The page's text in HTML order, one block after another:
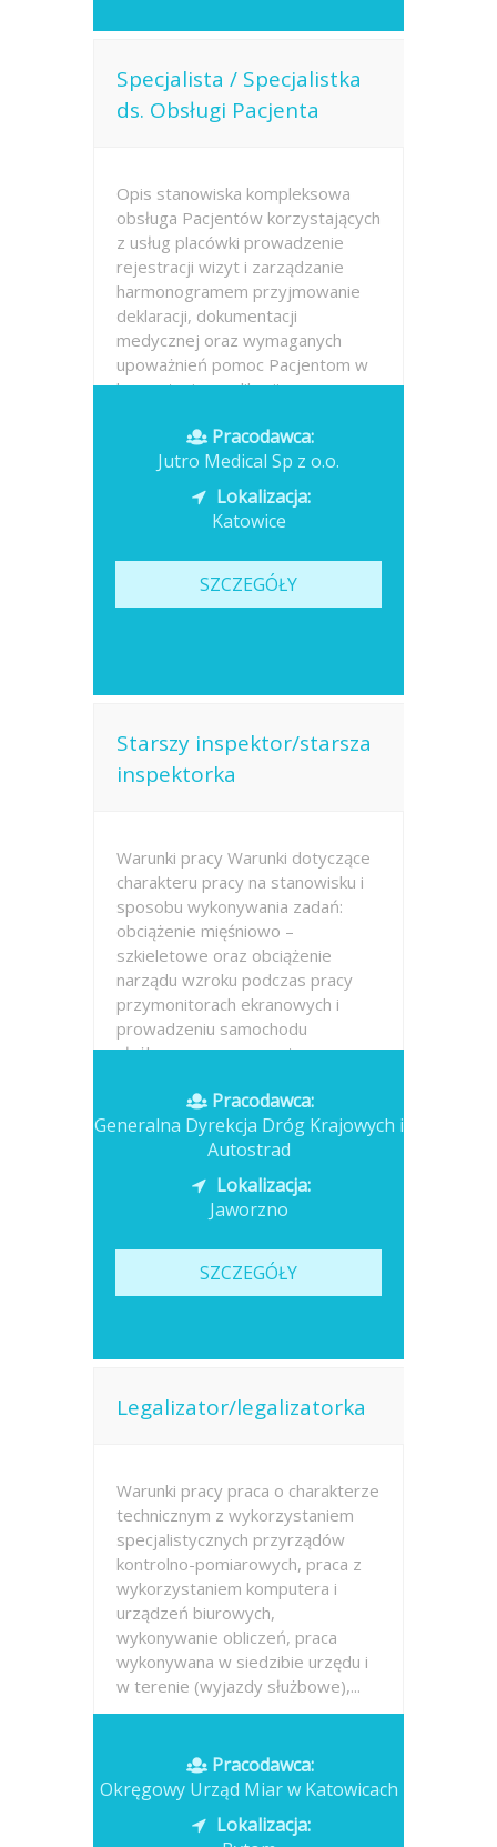
Specjalista / Specjalistka
ds. Obsługi Pacjenta
Opis stanowiska kompleksowa
obsługa Pacjentów korzystających
z usług placówki prowadzenie
rejestracji wizyt i zarządzanie
harmonogramem przyjmowanie
deklaracji, dokumentacji
medycznej oraz wymaganych
upoważnień pomoc Pacjentom w
korzystaniu z aplikacji oraz...
Opublikowano: dzisiajPracodawca:
Jutro Medical Sp z o.o.
Lokalizacja:
Katowice
SZCZEGÓŁY
Starszy inspektor/starsza
inspektorka
Warunki pracy Warunki dotyczące
charakteru pracy na stanowisku i
sposobu wykonywania zadań:
obciążenie mięśniowo –
szkieletowe oraz obciążenie
narządu wzroku podczas pracy
przymonitorach ekranowych i
prowadzeniu samochodu
służbowego, praca na tym...
Opublikowano: dzisiajPracodawca:
Generalna Dyrekcja Dróg Krajowych i
Autostrad
Lokalizacja:
Jaworzno
SZCZEGÓŁY
Legalizator/legalizatorka
Warunki pracy praca o charakterze
technicznym z wykorzystaniem
specjalistycznych przyrządów
kontrolno-pomiarowych, praca z
wykorzystaniem komputera i
urządzeń biurowych,
wykonywanie obliczeń, praca
wykonywana w siedzibie urzędu i
w terenie (wyjazdy służbowe),...
Pracodawca:
Okręgowy Urząd Miar w Katowicach
Lokalizacja: